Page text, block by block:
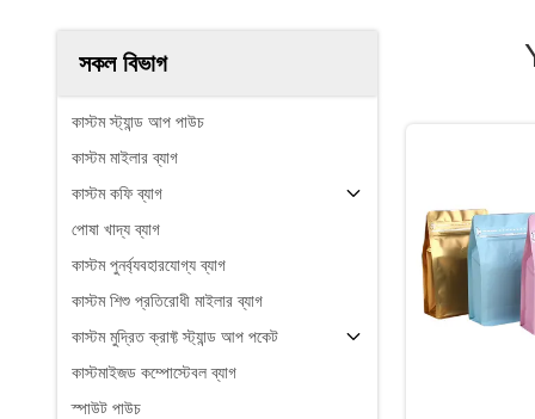
সকল বিভাগ
কাস্টম স্ট্যান্ড আপ পাউচ
কাস্টম মাইলার ব্যাগ
কাস্টম কফি ব্যাগ
পোষা খাদ্য ব্যাগ
কাস্টম পুনর্ব্যবহারযোগ্য ব্যাগ
কাস্টম শিশু প্রতিরোধী মাইলার ব্যাগ
কাস্টম মুদ্রিত ক্রাফ্ট স্ট্যান্ড আপ পকেট
কাস্টমাইজড কম্পোস্টেবল ব্যাগ
স্পাউট পাউচ